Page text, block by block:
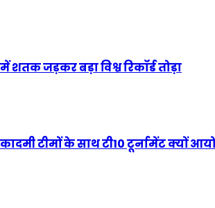
जड़कर बड़ा विश्व रिकॉर्ड तोड़ा
टीमों के साथ टी10 टूर्नामेंट क्यों